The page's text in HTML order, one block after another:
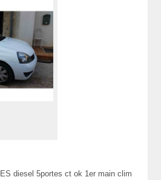
diesel 5portes ct ok 1er main clim